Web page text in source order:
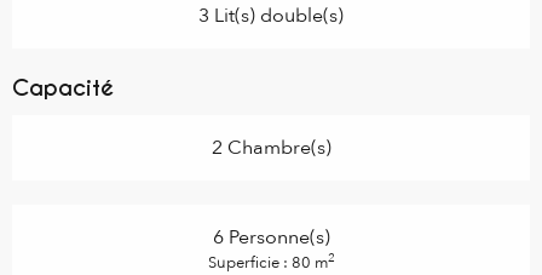
3 Lit(s) double(s)
Capacité
2 Chambre(s)
6 Personne(s)
Superficie : 80 m2